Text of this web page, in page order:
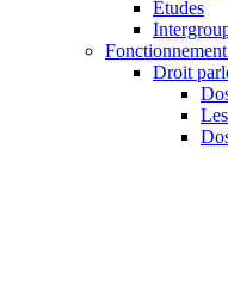
Études
Droit